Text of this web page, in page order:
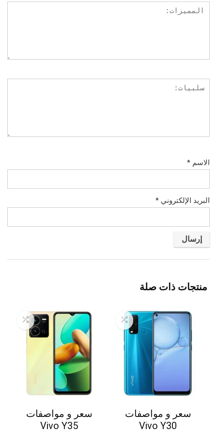
الاسم *
البريد الإلكتروني *
منتجات ذات صلة
سعر و مواصفات
Vivo Y30
سعر و مواصفات
Vivo Y35